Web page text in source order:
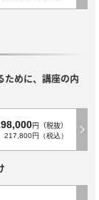
ために、講座の内
円（税抜）
217,800円（税込）